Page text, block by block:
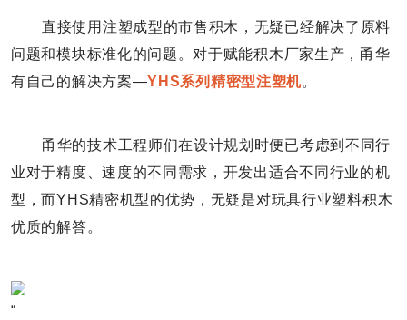
直接使用注塑成型的市售积木，无疑已经解决了原料
问题和模块标准化的问题。对于赋能积木厂家生产，甬华
有自己的解决方案—YHS系列精密型注塑机。
甬华的技术工程师们在设计规划时便已考虑到不同行
业对于精度、速度的不同需求，开发出适合不同行业的机
型，而YHS精密机型的优势，无疑是对玩具行业塑料积木
优质的解答。
“